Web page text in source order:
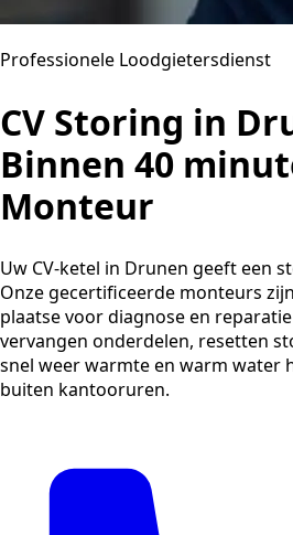
Professionele Loodgietersdienst
CV Storing in
Binnen 40
Monteur
Uw CV-ketel in Drunen geeft een
Onze gecertificeerde monteurs
plaatse voor diagnose en
vervangen onderdelen, resetten
snel weer warmte en warm water
buiten kantooruren.